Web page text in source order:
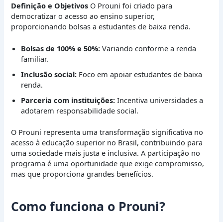
Definição e Objetivos O Prouni foi criado para
democratizar o acesso ao ensino superior,
proporcionando bolsas a estudantes de baixa renda.
Bolsas de 100% e 50%: Variando conforme a renda
familiar.
Inclusão social: Foco em apoiar estudantes de baixa
renda.
Parceria com instituições: Incentiva universidades a
adotarem responsabilidade social.
O Prouni representa uma transformação significativa no
acesso à educação superior no Brasil, contribuindo para
uma sociedade mais justa e inclusiva. A participação no
programa é uma oportunidade que exige compromisso,
mas que proporciona grandes benefícios.
Como funciona o Prouni?